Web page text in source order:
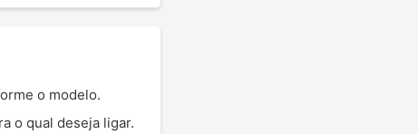
o modelo.
o qual deseja ligar.